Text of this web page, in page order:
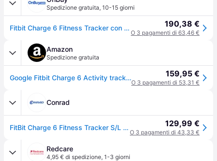
Spedizione gratuita, 10-15 giorni
Fitbit Charge 6 Fitness Tracker con app Google, Monitoraggio del Battito Cardiaco, GPS, Premium di 6 Mesi 190,38 €
O 3 pagamenti di 63,46 €
Amazon
Spedizione gratuita
Google Fitbit Charge 6 Activity tracker con abbonamento Google Health Premium di 3 mesi incluso, 7 giorni di durata della batteria, Alluminio Nero Ossidiana/Nero 159,95 €
O 3 pagamenti di 53,31 €
Conrad
FitBit Charge 6 Fitness Tracker S/L Corallo 129,99 €
O 3 pagamenti di 43,33 €
Redcare
4,95 € di spedizione, 1-3 giorni